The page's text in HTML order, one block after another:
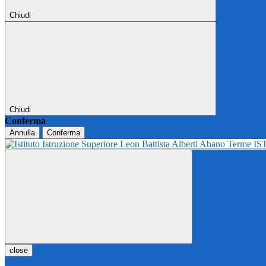
Chiudi
Chiudi
Conferma
Annulla Conferma
close